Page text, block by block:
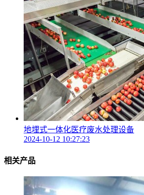
地埋式一体化医疗废水处理设备
2024-10-12 10:27:23
相关产品